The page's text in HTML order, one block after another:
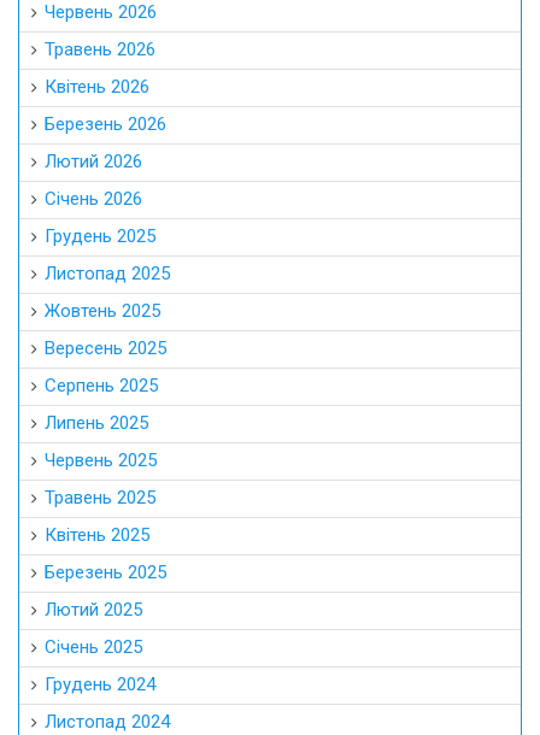
Червень 2026
Травень 2026
Квітень 2026
Березень 2026
Лютий 2026
Січень 2026
Грудень 2025
Листопад 2025
Жовтень 2025
Вересень 2025
Серпень 2025
Липень 2025
Червень 2025
Травень 2025
Квітень 2025
Березень 2025
Лютий 2025
Січень 2025
Грудень 2024
Листопад 2024